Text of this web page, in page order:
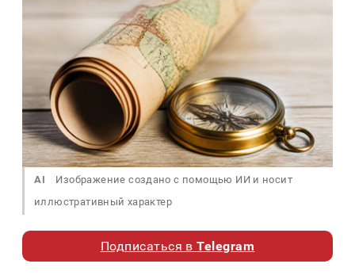
AI
Изображение создано с помощью ИИ и носит
иллюстративный характер
Подписаться вTelegram